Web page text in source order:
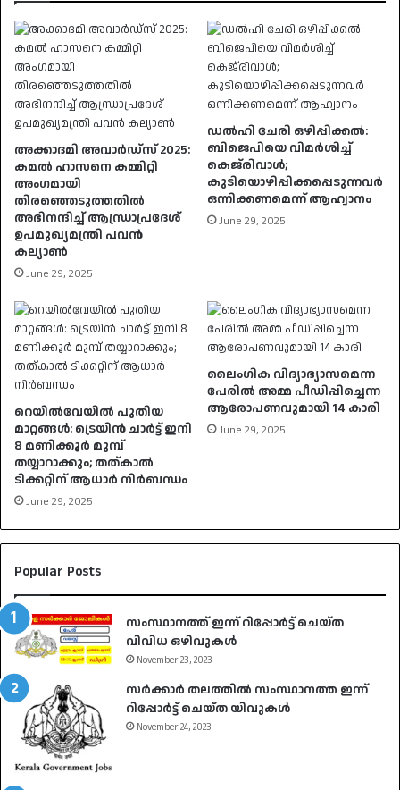
അക്കാദമി അവാർഡ്സ് 2025:
കമൽ ഹാസനെ കമ്മിറ്റി
അംഗമായി
തിരഞ്ഞെടുത്തതിൽ
അഭിനന്ദിച്ച് ആന്ധ്രാപ്രദേശ്
ഉപമുഖ്യമന്ത്രി പവൻ
കല്യാൺ
June 29, 2025
ഡൽഹി ചേരി ഒഴിപ്പിക്കൽ:
ബിജെപിയെ വിമർശിച്ച്
കെജ്‌രിവാൾ;
കുടിയൊഴിപ്പിക്കപ്പെടുന്നവർ
ഒന്നിക്കണമെന്ന് ആഹ്വാനം
June 29, 2025
റെയിൽവേയിൽ പുതിയ
മാറ്റങ്ങൾ: ട്രെയിൻ ചാർട്ട് ഇനി
8 മണിക്കൂർ മുമ്പ്
തയ്യാറാക്കും; തത്കാൽ
ടിക്കറ്റിന് ആധാർ നിർബന്ധം
June 29, 2025
ലൈംഗിക വിദ്യാഭ്യാസമെന്ന
പേരിൽ അമ്മ പീഡിപ്പിച്ചെന്ന
ആരോപണവുമായി 14 കാരി
June 29, 2025
Popular Posts
സംസ്ഥാനത്ത് ഇന്ന് റിപ്പോർട്ട് ചെയ്ത
വിവിധ ഒഴിവുകൾ
November 23, 2023
സർക്കാർ തലത്തിൽ സംസ്ഥാനത്ത ഇന്ന്
റിപ്പോർട്ട് ചെയ്ത യിവുകൾ
November 24, 2023